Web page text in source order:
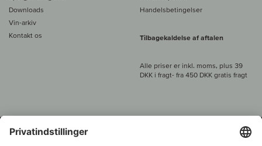
Downloads
Vin-arkiv
Kontakt os
Handelsbetingelser
Tilbagekaldelse af aftalen
Alle priser er inkl. moms, plus 39
DKK i fragt- fra 450 DKK gratis fragt